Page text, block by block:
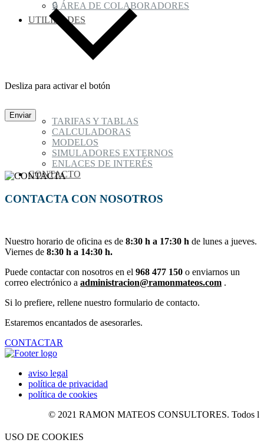
🔒 ÁREA DE COLABORADORES
UTILIDADES
TARIFAS Y TABLAS
CALCULADORAS
MODELOS
SIMULADORES EXTERNOS
ENLACES DE INTERÉS
CONTACTO
Desliza para activar el botón
Enviar
CONTACTA CON NOSOTROS
Nuestro horario de oficina es de 8:30 h a 17:30 h de lunes a jueves.
Viernes de 8:30 h a 14:30 h.
Puede contactar con nosotros en el 968 477 150 o enviarnos un
correo electrónico a administracion@ramonmateos.com .
Si lo prefiere, rellene nuestro formulario de contacto.
Estaremos encantados de asesorarles.
CONTACTAR
aviso legal
política de privacidad
política de cookies
© 2021 RAMON MATEOS CONSULTORES. Todos los
USO DE COOKIES